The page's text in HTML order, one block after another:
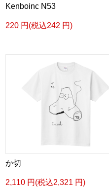
Kenboinc N53
220 円(税込242 円)
か切
2,110 円(税込2,321 円)